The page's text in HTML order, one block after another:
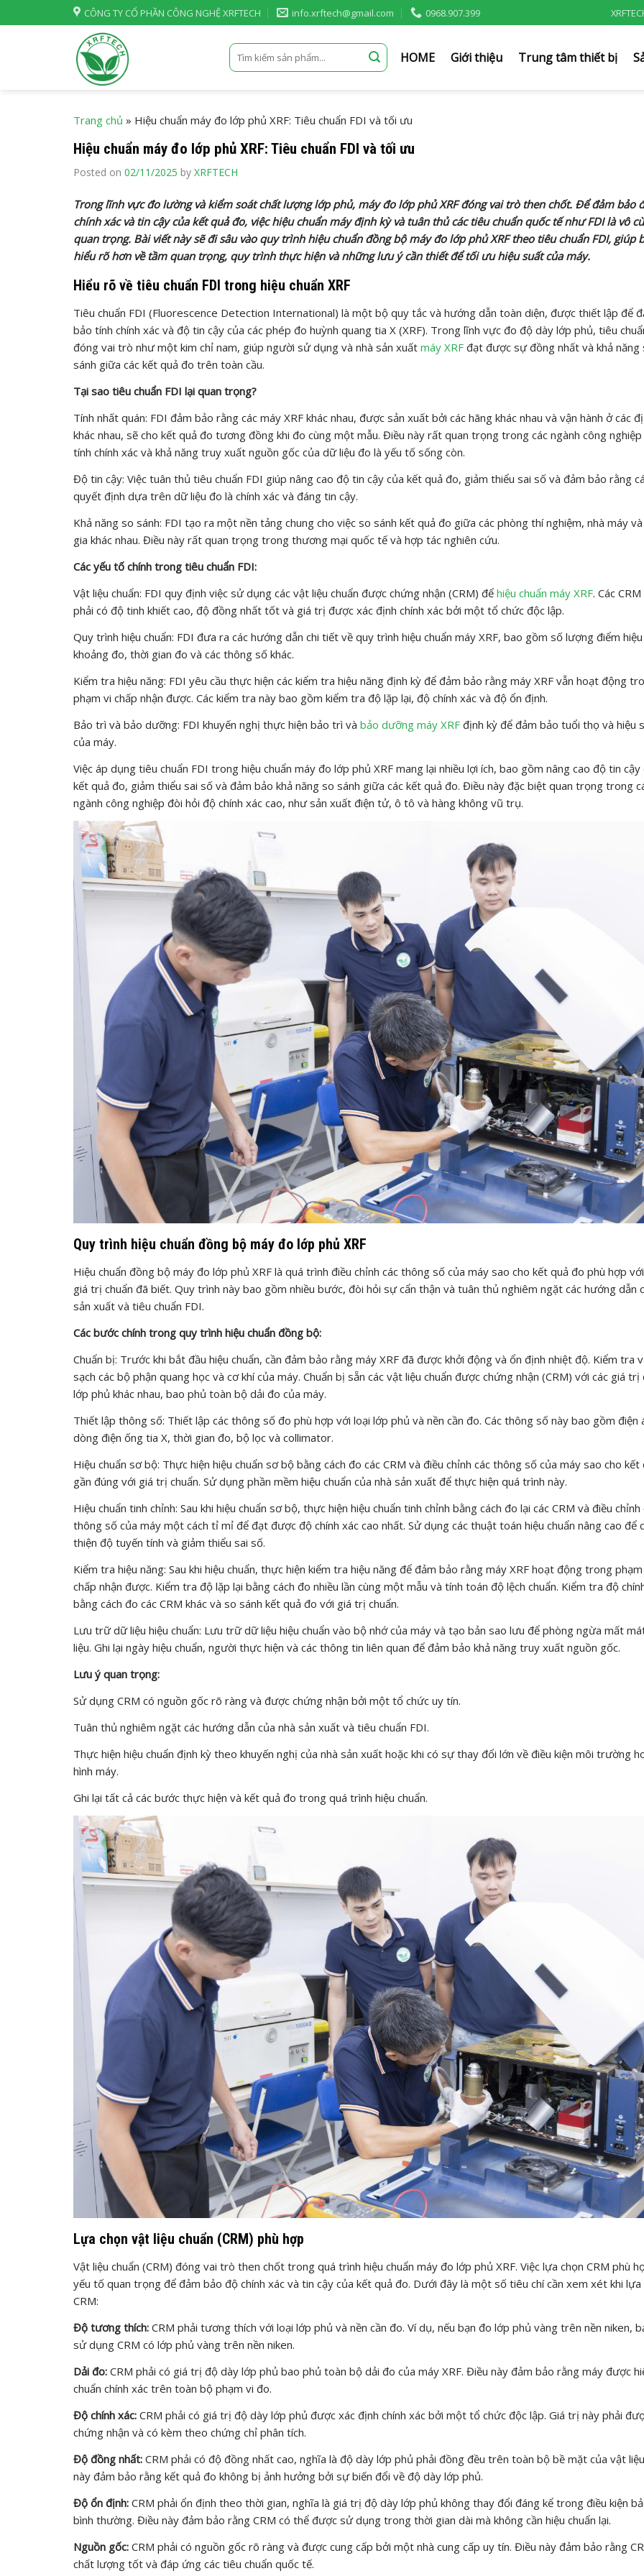
to
CÔNG TY CỔ PHẦN CÔNG NGHỆ XRFTECH info.xrftech@gmail.com 0968.907.399
Tìm
kiếm:
HOME Giới thiệu Trung tâm thiết bị
Trang chủ » Hiệu chuẩn máy đo lớp phủ XRF: Tiêu chuẩn FDI và tối ưu
Hiệu chuẩn máy đo lớp phủ XRF: Tiêu chuẩn FDI và tối ưu
Posted on 02/11/2025 by XRFTECH
Trong lĩnh vực đo lường và kiểm soát chất lượng lớp phủ, máy đo lớp phủ XRF đóng vai trò then chốt. Để đảm bảo
chính xác và tin cậy của kết quả đo, việc hiệu chuẩn máy định kỳ và tuân thủ các tiêu chuẩn quốc tế như FDI là vô
quan trọng. Bài viết này sẽ đi sâu vào quy trình hiệu chuẩn đồng bộ máy đo lớp phủ XRF theo tiêu chuẩn FDI, giúp
hiểu rõ hơn về tầm quan trọng, quy trình thực hiện và những lưu ý cần thiết để tối ưu hiệu suất của máy.
Hiểu rõ về tiêu chuẩn FDI trong hiệu chuẩn XRF
Tiêu chuẩn FDI (Fluorescence Detection International) là một bộ quy tắc và hướng dẫn toàn diện, được thiết lập để
bảo tính chính xác và độ tin cậy của các phép đo huỳnh quang tia X (XRF). Trong lĩnh vực đo độ dày lớp phủ, tiêu
đóng vai trò như một kim chỉ nam, giúp người sử dụng và nhà sản xuất máy XRF đạt được sự đồng nhất và khả năng
sánh giữa các kết quả đo trên toàn cầu.
Tại sao tiêu chuẩn FDI lại quan trọng?
Tính nhất quán: FDI đảm bảo rằng các máy XRF khác nhau, được sản xuất bởi các hãng khác nhau và vận hành ở các
khác nhau, sẽ cho kết quả đo tương đồng khi đo cùng một mẫu. Điều này rất quan trọng trong các ngành công
tính chính xác và khả năng truy xuất nguồn gốc của dữ liệu đo là yếu tố sống còn.
Độ tin cậy: Việc tuân thủ tiêu chuẩn FDI giúp nâng cao độ tin cậy của kết quả đo, giảm thiểu sai số và đảm bảo rằng
quyết định dựa trên dữ liệu đo là chính xác và đáng tin cậy.
Khả năng so sánh: FDI tạo ra một nền tảng chung cho việc so sánh kết quả đo giữa các phòng thí nghiệm, nhà máy
gia khác nhau. Điều này rất quan trọng trong thương mại quốc tế và hợp tác nghiên cứu.
Các yếu tố chính trong tiêu chuẩn FDI:
Vật liệu chuẩn: FDI quy định việc sử dụng các vật liệu chuẩn được chứng nhận (CRM) để hiệu chuẩn máy XRF. Các
phải có độ tinh khiết cao, độ đồng nhất tốt và giá trị được xác định chính xác bởi một tổ chức độc lập.
Quy trình hiệu chuẩn: FDI đưa ra các hướng dẫn chi tiết về quy trình hiệu chuẩn máy XRF, bao gồm số lượng điểm
khoảng đo, thời gian đo và các thông số khác.
Kiểm tra hiệu năng: FDI yêu cầu thực hiện các kiểm tra hiệu năng định kỳ để đảm bảo rằng máy XRF vẫn hoạt động
phạm vi chấp nhận được. Các kiểm tra này bao gồm kiểm tra độ lặp lại, độ chính xác và độ ổn định.
Bảo trì và bảo dưỡng: FDI khuyến nghị thực hiện bảo trì và bảo dưỡng máy XRF định kỳ để đảm bảo tuổi thọ và hiệu
của máy.
Việc áp dụng tiêu chuẩn FDI trong hiệu chuẩn máy đo lớp phủ XRF mang lại nhiều lợi ích, bao gồm nâng cao độ tin cậy
kết quả đo, giảm thiểu sai số và đảm bảo khả năng so sánh giữa các kết quả đo. Điều này đặc biệt quan trọng trong
ngành công nghiệp đòi hỏi độ chính xác cao, như sản xuất điện tử, ô tô và hàng không vũ trụ.
Quy trình hiệu chuẩn đồng bộ máy đo lớp phủ XRF
Hiệu chuẩn đồng bộ máy đo lớp phủ XRF là quá trình điều chỉnh các thông số của máy sao cho kết quả đo phù hợp
giá trị chuẩn đã biết. Quy trình này bao gồm nhiều bước, đòi hỏi sự cẩn thận và tuân thủ nghiêm ngặt các hướng dẫn
sản xuất và tiêu chuẩn FDI.
Các bước chính trong quy trình hiệu chuẩn đồng bộ:
Chuẩn bị: Trước khi bắt đầu hiệu chuẩn, cần đảm bảo rằng máy XRF đã được khởi động và ổn định nhiệt độ. Kiểm tra
sạch các bộ phận quang học và cơ khí của máy. Chuẩn bị sẵn các vật liệu chuẩn được chứng nhận (CRM) với các giá
lớp phủ khác nhau, bao phủ toàn bộ dải đo của máy.
Thiết lập thông số: Thiết lập các thông số đo phù hợp với loại lớp phủ và nền cần đo. Các thông số này bao gồm điện
dòng điện ống tia X, thời gian đo, bộ lọc và collimator.
Hiệu chuẩn sơ bộ: Thực hiện hiệu chuẩn sơ bộ bằng cách đo các CRM và điều chỉnh các thông số của máy sao cho kết
gần đúng với giá trị chuẩn. Sử dụng phần mềm hiệu chuẩn của nhà sản xuất để thực hiện quá trình này.
Hiệu chuẩn tinh chỉnh: Sau khi hiệu chuẩn sơ bộ, thực hiện hiệu chuẩn tinh chỉnh bằng cách đo lại các CRM và điều chỉnh
thông số của máy một cách tỉ mỉ để đạt được độ chính xác cao nhất. Sử dụng các thuật toán hiệu chuẩn nâng cao để
thiện độ tuyến tính và giảm thiểu sai số.
Kiểm tra hiệu năng: Sau khi hiệu chuẩn, thực hiện kiểm tra hiệu năng để đảm bảo rằng máy XRF hoạt động trong
chấp nhận được. Kiểm tra độ lặp lại bằng cách đo nhiều lần cùng một mẫu và tính toán độ lệch chuẩn. Kiểm tra độ
bằng cách đo các CRM khác và so sánh kết quả đo với giá trị chuẩn.
Lưu trữ dữ liệu hiệu chuẩn: Lưu trữ dữ liệu hiệu chuẩn vào bộ nhớ của máy và tạo bản sao lưu để phòng ngừa mất
liệu. Ghi lại ngày hiệu chuẩn, người thực hiện và các thông tin liên quan để đảm bảo khả năng truy xuất nguồn gốc.
Lưu ý quan trọng:
Sử dụng CRM có nguồn gốc rõ ràng và được chứng nhận bởi một tổ chức uy tín.
Tuân thủ nghiêm ngặt các hướng dẫn của nhà sản xuất và tiêu chuẩn FDI.
Thực hiện hiệu chuẩn định kỳ theo khuyến nghị của nhà sản xuất hoặc khi có sự thay đổi lớn về điều kiện môi trường
hình máy.
Ghi lại tất cả các bước thực hiện và kết quả đo trong quá trình hiệu chuẩn.
Lựa chọn vật liệu chuẩn (CRM) phù hợp
Vật liệu chuẩn (CRM) đóng vai trò then chốt trong quá trình hiệu chuẩn máy đo lớp phủ XRF. Việc lựa chọn CRM phù
yếu tố quan trọng để đảm bảo độ chính xác và tin cậy của kết quả đo. Dưới đây là một số tiêu chí cần xem xét khi lựa
CRM:
Độ tương thích: CRM phải tương thích với loại lớp phủ và nền cần đo. Ví dụ, nếu bạn đo lớp phủ vàng trên nền niken,
sử dụng CRM có lớp phủ vàng trên nền niken.
Dải đo: CRM phải có giá trị độ dày lớp phủ bao phủ toàn bộ dải đo của máy XRF. Điều này đảm bảo rằng máy được
chuẩn chính xác trên toàn bộ phạm vi đo.
Độ chính xác: CRM phải có giá trị độ dày lớp phủ được xác định chính xác bởi một tổ chức độc lập. Giá trị này phải
chứng nhận và có kèm theo chứng chỉ phân tích.
Độ đồng nhất: CRM phải có độ đồng nhất cao, nghĩa là độ dày lớp phủ phải đồng đều trên toàn bộ bề mặt của vật
này đảm bảo rằng kết quả đo không bị ảnh hưởng bởi sự biến đổi về độ dày lớp phủ.
Độ ổn định: CRM phải ổn định theo thời gian, nghĩa là giá trị độ dày lớp phủ không thay đổi đáng kể trong điều kiện
bình thường. Điều này đảm bảo rằng CRM có thể được sử dụng trong thời gian dài mà không cần hiệu chuẩn lại.
Nguồn gốc: CRM phải có nguồn gốc rõ ràng và được cung cấp bởi một nhà cung cấp uy tín. Điều này đảm bảo rằng
chất lượng tốt và đáp ứng các tiêu chuẩn quốc tế.